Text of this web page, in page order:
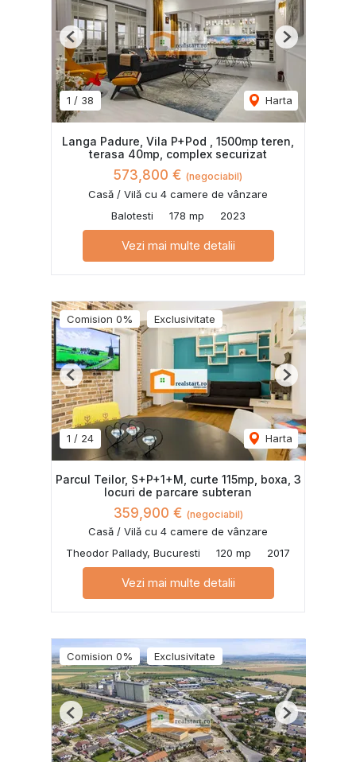
1 / 38 Harta
Previous Next
Langa Padure, Vila P+Pod , 1500mp teren,
terasa 40mp, complex securizat
573,800 € (negociabil)
Casă / Vilă cu 4 camere de vânzare
Balotesti
178 mp 2023
Vezi mai multe detalii
Comision 0% Exclusivitate
1 / 24 Harta
Previous Next
Parcul Teilor, S+P+1+M, curte 115mp, boxa, 3
locuri de parcare subteran
359,900 € (negociabil)
Casă / Vilă cu 4 camere de vânzare
Theodor Pallady, Bucuresti
120 mp 2017
Vezi mai multe detalii
Comision 0% Exclusivitate
Previous Next